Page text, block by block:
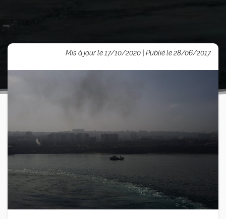
Mis à jour le 17/10/2020 | Publié le 28/06/2017